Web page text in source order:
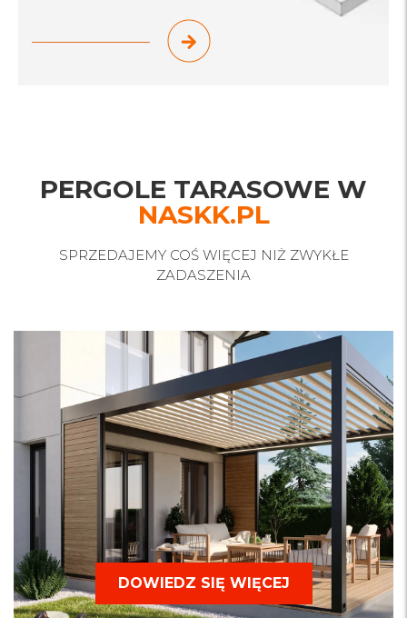
PERGOLE TARASOWE W
NASKK.PL
SPRZEDAJEMY COŚ WIĘCEJ NIŻ ZWYKŁE
ZADASZENIA
DOWIEDZ SIĘ WIĘCEJ